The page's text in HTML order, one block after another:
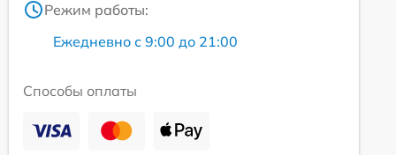
Режим работы:
Ежедневно с 9:00 до 21:00
Способы оплаты